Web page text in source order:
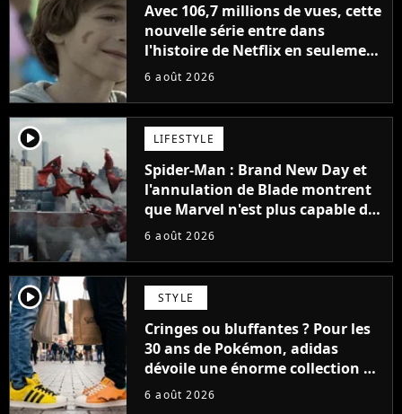
Avec 106,7 millions de vues, cette
nouvelle série entre dans
l'histoire de Netflix en seulement
48 jours
6 août 2026
player2 LIFESTYLE
Spider-Man : Brand New Day et
l'annulation de Blade montrent
que Marvel n'est plus capable de
faire quoi que ce soit de simple
6 août 2026
player2 STYLE
Cringes ou bluffantes ? Pour les
30 ans de Pokémon, adidas
dévoile une énorme collection de
sneakers et je ne sais pas quoi en
6 août 2026